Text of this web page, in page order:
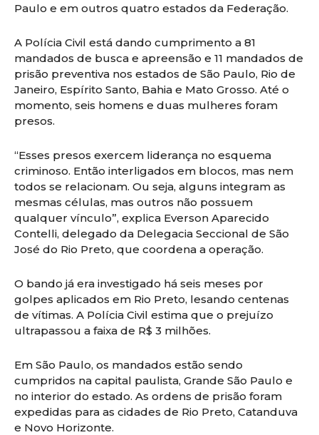
Paulo e em outros quatro estados da Federação.
A Polícia Civil está dando cumprimento a 81
mandados de busca e apreensão e 11 mandados de
prisão preventiva nos estados de São Paulo, Rio de
Janeiro, Espírito Santo, Bahia e Mato Grosso. Até o
momento, seis homens e duas mulheres foram
presos.
“Esses presos exercem liderança no esquema
criminoso. Então interligados em blocos, mas nem
todos se relacionam. Ou seja, alguns integram as
mesmas células, mas outros não possuem
qualquer vínculo”, explica Everson Aparecido
Contelli, delegado da Delegacia Seccional de São
José do Rio Preto, que coordena a operação.
O bando já era investigado há seis meses por
golpes aplicados em Rio Preto, lesando centenas
de vítimas. A Polícia Civil estima que o prejuízo
ultrapassou a faixa de R$ 3 milhões.
Em São Paulo, os mandados estão sendo
cumpridos na capital paulista, Grande São Paulo e
no interior do estado. As ordens de prisão foram
expedidas para as cidades de Rio Preto, Catanduva
e Novo Horizonte.